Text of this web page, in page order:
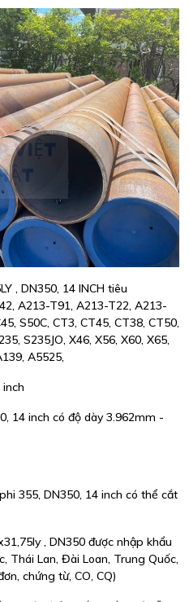
, DN350, 14 INCH tiêu
A213-T91, A213-T22, A213-
S50C, CT3, CT45, CT38, CT50,
S235JO, X46, X56, X60, X65,
A5525,
14 inch có độ dày 3.962mm -
355, DN350, 14 inch có thể cắt
, DN350 được nhập khẩu
Thái Lan, Đài Loan, Trung Quốc,
chứng từ, CO, CQ)